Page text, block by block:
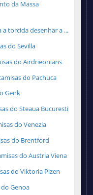
da Massa
torcida desenhar a ...
do Sevilla
do Airdrieonians
do Pachuca
Genk
do Steaua Bucuresti
do Venezia
do Brentford
do Austria Viena
do Viktoria Plzen
Genoa